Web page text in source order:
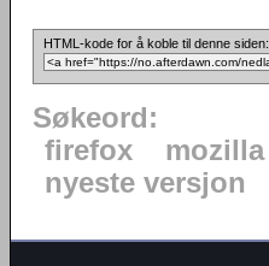
HTML-kode for å koble til denne siden:
Søkeord:
firefox
mozilla
nyeste versjon